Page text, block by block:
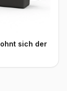
sich der